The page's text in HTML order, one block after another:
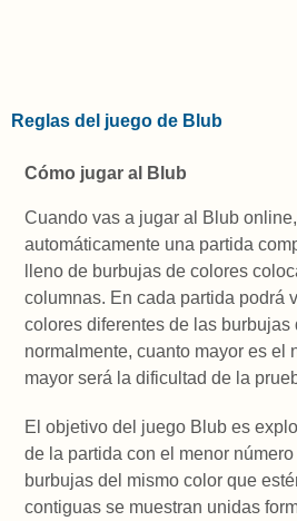
Reglas del juego de Blub
Cómo jugar al Blub
Cuando vas a jugar al Blub
automáticamente una partida
lleno de burbujas de colores
columnas. En cada partida podrá
colores diferentes de las burbujas
normalmente, cuanto mayor es el
mayor será la dificultad de la
El objetivo del juego Blub es
de la partida con el menor
burbujas del mismo color que
contiguas se muestran unidas